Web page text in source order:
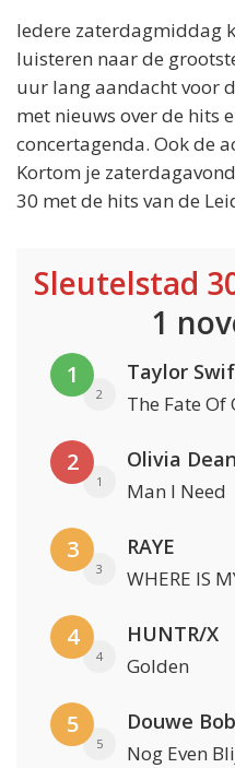
Iedere zaterdagmiddag
luisteren naar de
uur lang aandacht voor
met nieuws over de hits
concertagenda. Ook de
Kortom je
30 met de hits van de
Sleutelstad
1
1
2
Taylor
The Fate Of
2
1
Olivia Dean
Man I Need
3
3
RAYE
WHERE IS
4
4
HUNTR/X
Golden
5
5
Douwe
Nog Even